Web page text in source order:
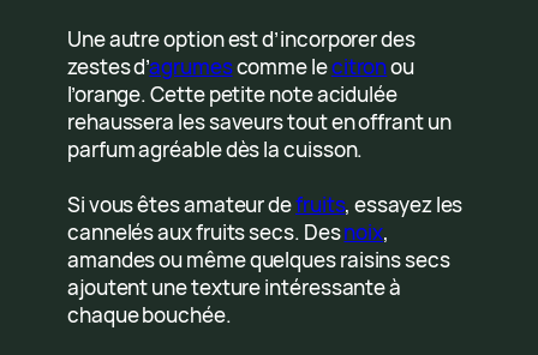
Une autre option est d’incorporer des
zestes d’agrumescomme lecitronou
l’orange. Cette petite note acidulée
rehaussera les saveurs tout en offrant un
parfum agréable dès la cuisson.
Si vous êtes amateur defruits, essayez les
cannelés aux fruits secs. Desnoix,
amandes ou même quelques raisins secs
ajoutent une texture intéressante à
chaque bouchée.